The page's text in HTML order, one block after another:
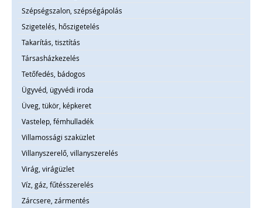
Szépségszalon, szépségápolás
Szigetelés, hőszigetelés
Takarítás, tisztítás
Társasházkezelés
Tetőfedés, bádogos
Ügyvéd, ügyvédi iroda
Üveg, tükör, képkeret
Vastelep, fémhulladék
Villamossági szaküzlet
Villanyszerelő, villanyszerelés
Virág, virágüzlet
Víz, gáz, fűtésszerelés
Zárcsere, zármentés